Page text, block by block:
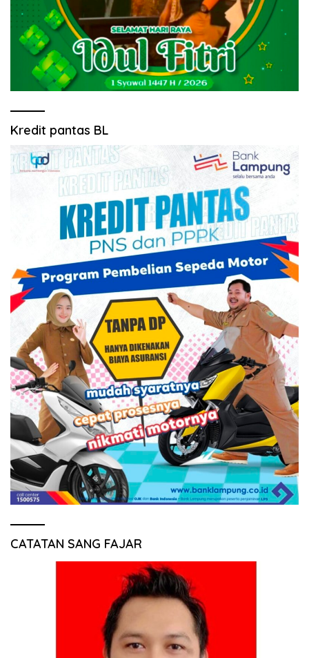
Kredit pantas BL
CATATAN SANG FAJAR